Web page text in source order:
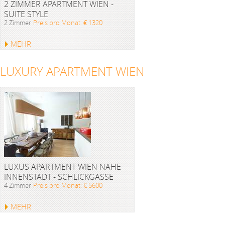
2 ZIMMER APARTMENT WIEN -
SUITE STYLE
2 Zimmer Preis pro Monat: € 1320
MEHR
LUXURY APARTMENT WIEN
LUXUS APARTMENT WIEN NÄHE
INNENSTADT - SCHLICKGASSE
4 Zimmer Preis pro Monat: € 5600
MEHR